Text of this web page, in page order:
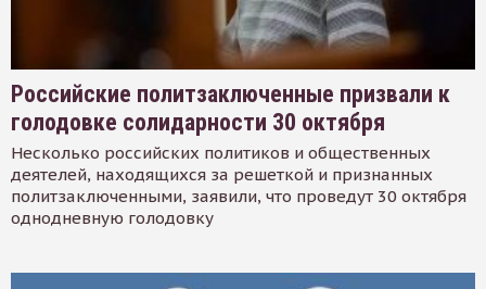
Российские политзаключенные призвали к
голодовке солидарности 30 октября
Несколько российских политиков и общественных
деятелей, находящихся за решеткой и признанных
политзаключенными, заявили, что проведут 30 октября
однодневную голодовку